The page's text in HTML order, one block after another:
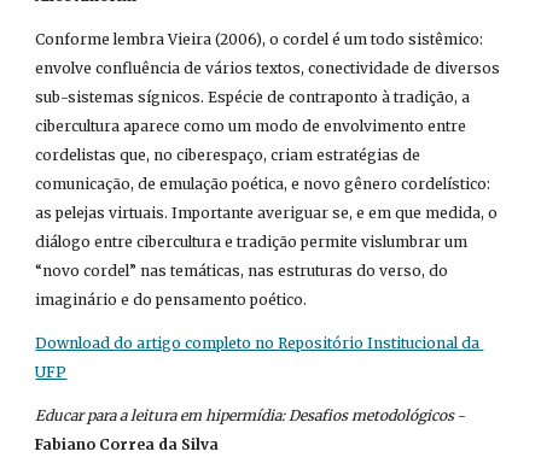
Conforme lembra Vieira (2006), o cordel é um todo sistêmico:
envolve confluência de vários textos, conectividade de diversos
sub-sistemas sígnicos. Espécie de contraponto à tradição, a
cibercultura aparece como um modo de envolvimento entre
cordelistas que, no ciberespaço, criam estratégias de
comunicação, de emulação poética, e novo gênero cordelístico:
as pelejas virtuais. Importante averiguar se, e em que medida, o
diálogo entre cibercultura e tradição permite vislumbrar um
“novo cordel” nas temáticas, nas estruturas do verso, do
imaginário e do pensamento poético.
Download do artigo completo no Repositório Institucional da
UFP
Educar para a leitura em hipermídia: Desafios metodológicos
Fabiano Correa da Silva